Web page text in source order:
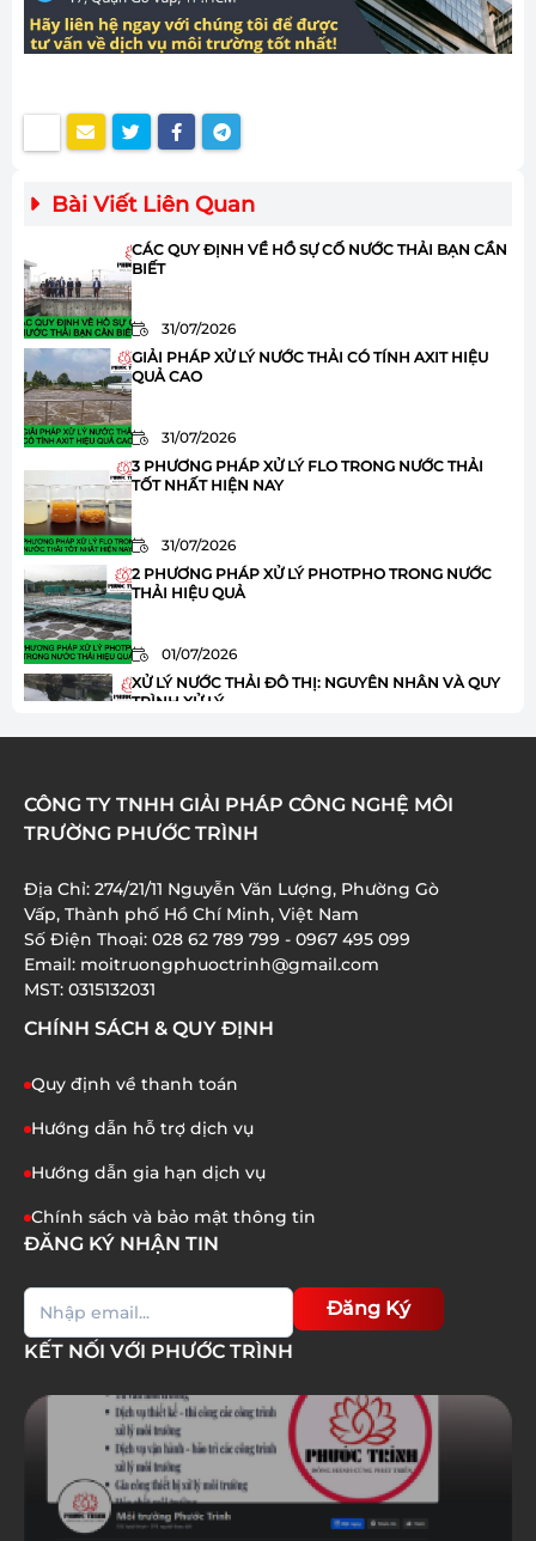
Bài Viết Liên Quan
CÁC QUY ĐỊNH VỀ HỒ SỰ CỐ NƯỚC THẢI BẠN CẦN
BIẾT
31/07/2026
GIẢI PHÁP XỬ LÝ NƯỚC THẢI CÓ TÍNH AXIT HIỆU
QUẢ CAO
31/07/2026
3 PHƯƠNG PHÁP XỬ LÝ FLO TRONG NƯỚC THẢI
TỐT NHẤT HIỆN NAY
31/07/2026
2 PHƯƠNG PHÁP XỬ LÝ PHOTPHO TRONG NƯỚC
THẢI HIỆU QUẢ
01/07/2026
XỬ LÝ NƯỚC THẢI ĐÔ THỊ: NGUYÊN NHÂN VÀ QUY
TRÌNH XỬ LÝ
HÓA CHẤT JAVEN TRONG XỬ LÝ NƯỚC THẢI: ƯU
ĐIỂM VÀ ỨNG DỤNG
XỬ LÝ AMONI TRONG NƯỚC THẢI: 8 BƯỚC QUAN
TRỌNG BẠN CẦN BIẾT
01/07/2026
CÔNG TY TNHH GIẢI PHÁP CÔNG NGHỆ MÔI
TRƯỜNG PHƯỚC TRÌNH
Địa Chỉ: 274/21/11 Nguyễn Văn Lượng, Phường Gò
Vấp, Thành phố Hồ Chí Minh, Việt Nam
Số Điện Thoại: 028 62 789 799 - 0967 495 099
Email: moitruongphuoctrinh@gmail.com
MST: 0315132031
CHÍNH SÁCH & QUY ĐỊNH
Quy định về thanh toán
Hướng dẫn hỗ trợ dịch vụ
Hướng dẫn gia hạn dịch vụ
Chính sách và bảo mật thông tin
ĐĂNG KÝ NHẬN TIN
Đăng Ký
KẾT NỐI VỚI PHƯỚC TRÌNH